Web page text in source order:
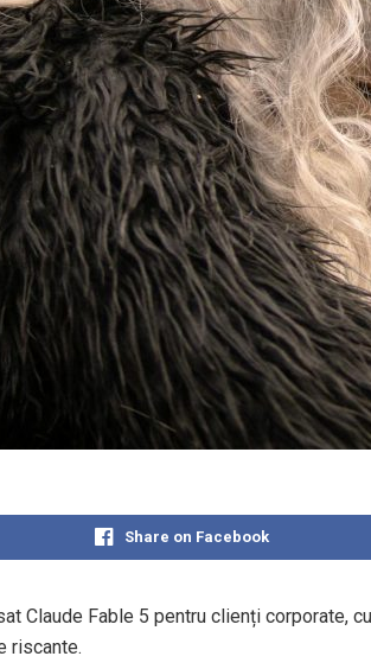
Share on Facebook
Claude Fable 5 pentru clienți corporate,
riscante.